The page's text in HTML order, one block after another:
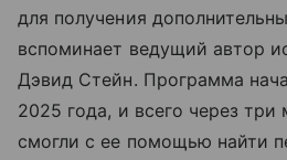
для получения
вспоминает ведущий автор
Дэвид Стейн. Программа
2025 года, и всего через три
смогли с ее помощью найти